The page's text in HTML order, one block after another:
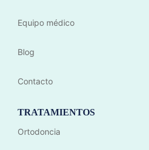
Equipo médico
Blog
Contacto
TRATAMIENTOS
Ortodoncia